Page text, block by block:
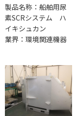
製品名称：船舶用尿
素SCRシステム ハ
イキシュカン
業界：環境関連機器